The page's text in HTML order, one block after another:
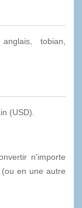
tobian,
(USD).
n'importe
en une autre